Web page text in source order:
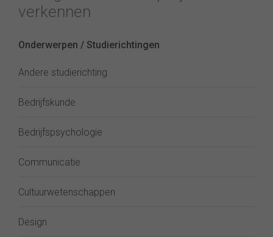
verkennen
Onderwerpen / Studierichtingen
Andere studierichting
Bedrijfskunde
Bedrijfspsychologie
Communicatie
Cultuurwetenschappen
Design